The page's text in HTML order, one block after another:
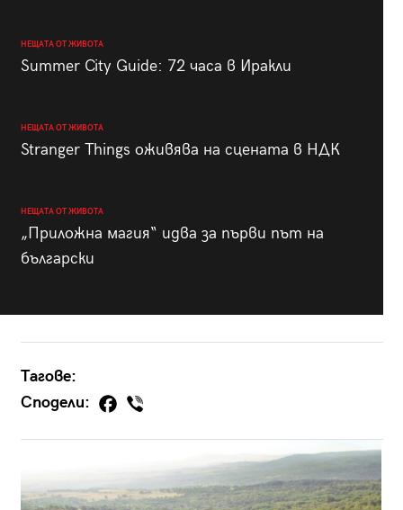
НЕЩАТА ОТ ЖИВОТА
Summer City Guide: 72 часа в Иракли
НЕЩАТА ОТ ЖИВОТА
Stranger Things оживява на сцената в НДК
НЕЩАТА ОТ ЖИВОТА
„Приложна магия“ идва за първи път на
български
Тагове:
Сподели: